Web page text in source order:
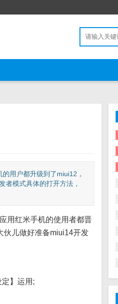
用户都升级到了miui12，
者模式具体的打开方法，
用红米手机的使用者都晋
伙儿做好准备miui14开发
】运用;